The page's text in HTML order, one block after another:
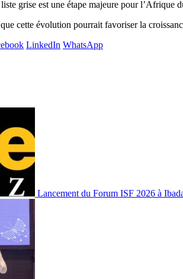
grise est une étape majeure pour l’Afrique
cette évolution pourrait favoriser la
LinkedIn WhatsApp
Lancement du Forum ISF 2026 à